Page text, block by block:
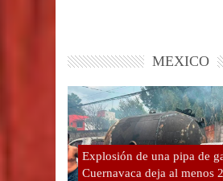
MEXICO
Explosión de una pipa de
Cuernavaca deja al menos